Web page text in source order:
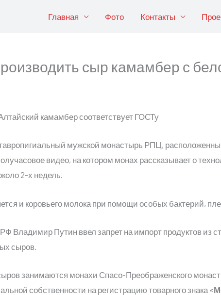
Главная Фото Контакты
сыр камамбер с
мужской монастырь РПЦ,
видео, на котором монах рассказывает о
2-х недель.
и коровьего молока при помощи особых бактерий,
Владимир Путин ввел запрет на импорт продуктов из
сыров.
занимаются монахи Спасо-Преображенского
собственности на регистрацию товарного знака «